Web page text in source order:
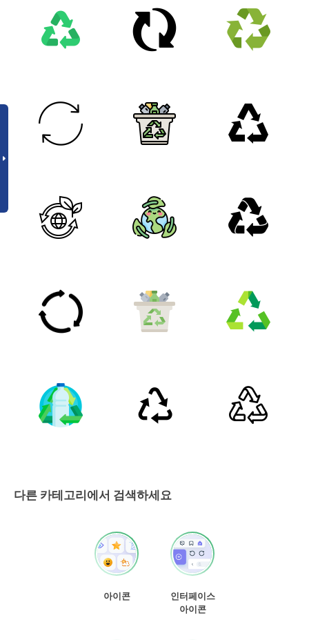
다른 카테고리에서 검색하세요
아이콘
인터페이스
아이콘